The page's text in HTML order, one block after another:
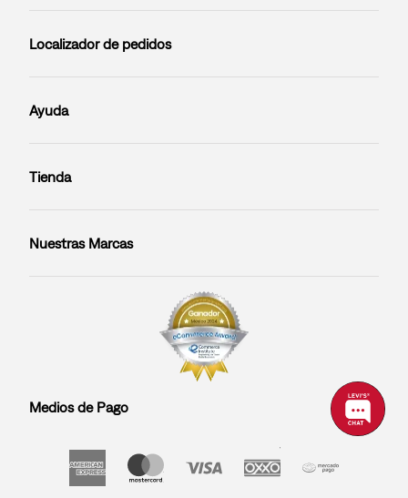
Localizador de pedidos
Ayuda
Tienda
Nuestras Marcas
Medios de Pago